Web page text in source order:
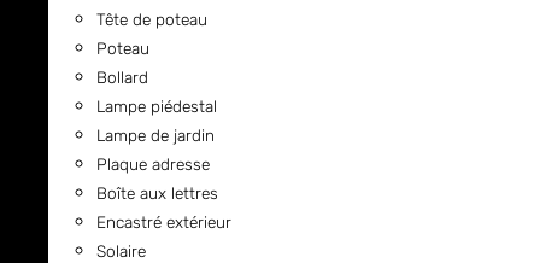
Tête de poteau
Poteau
Bollard
Lampe piédestal
Lampe de jardin
Plaque adresse
Boîte aux lettres
Encastré extérieur
Solaire